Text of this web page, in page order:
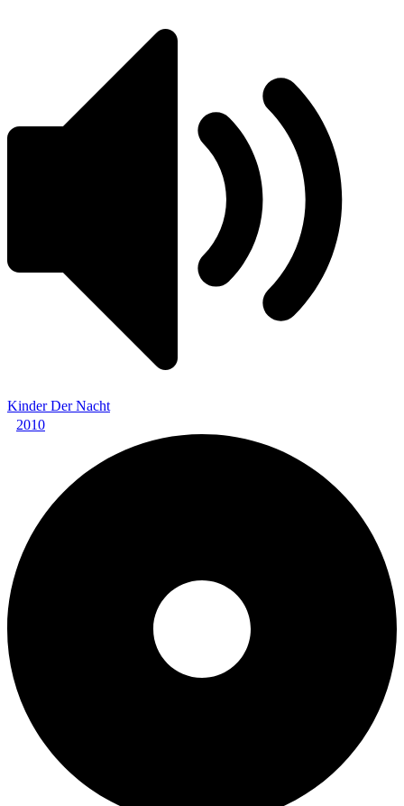
Kinder Der Nacht
2010